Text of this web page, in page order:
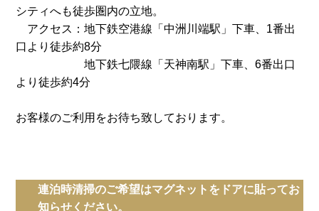
シティへも徒歩圏内の立地。
アクセス：地下鉄空港線「中洲川端駅」下車、1番出
口より徒歩約8分
地下鉄七隈線「天神南駅」下車、6番出口
より徒歩約4分
お客様のご利用をお待ち致しております。
連泊時清掃のご希望はマグネットをドアに貼ってお
知らせください。